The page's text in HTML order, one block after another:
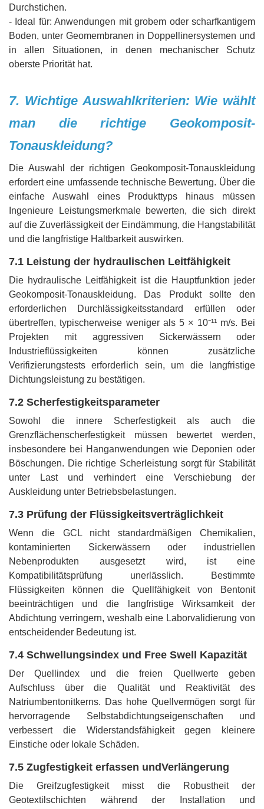
Durchstichen.
- Ideal für: Anwendungen mit grobem oder scharfkantigem
Boden, unter Geomembranen in Doppellinersystemen und
in allen Situationen, in denen mechanischer Schutz
oberste Priorität hat.
7. Wichtige Auswahlkriterien: Wie wählt
man die richtige Geokomposit-
Tonauskleidung?
Die Auswahl der richtigen Geokomposit-Tonauskleidung
erfordert eine umfassende technische Bewertung. Über die
einfache Auswahl eines Produkttyps hinaus müssen
Ingenieure Leistungsmerkmale bewerten, die sich direkt
auf die Zuverlässigkeit der Eindämmung, die Hangstabilität
und die langfristige Haltbarkeit auswirken.
7.1 Leistung der hydraulischen Leitfähigkeit
Die hydraulische Leitfähigkeit ist die Hauptfunktion jeder
Geokomposit-Tonauskleidung. Das Produkt sollte den
erforderlichen Durchlässigkeitsstandard erfüllen oder
übertreffen, typischerweise weniger als 5 × 10⁻¹¹ m/s. Bei
Projekten mit aggressiven Sickerwässern oder
Industrieflüssigkeiten können zusätzliche
Verifizierungstests erforderlich sein, um die langfristige
Dichtungsleistung zu bestätigen.
7.2 Scherfestigkeitsparameter
Sowohl die innere Scherfestigkeit als auch die
Grenzflächenscherfestigkeit müssen bewertet werden,
insbesondere bei Hanganwendungen wie Deponien oder
Böschungen. Die richtige Scherleistung sorgt für Stabilität
unter Last und verhindert eine Verschiebung der
Auskleidung unter Betriebsbelastungen.
7.3 Prüfung der Flüssigkeitsverträglichkeit
Wenn die GCL nicht standardmäßigen Chemikalien,
kontaminierten Sickerwässern oder industriellen
Nebenprodukten ausgesetzt wird, ist eine
Kompatibilitätsprüfung unerlässlich. Bestimmte
Flüssigkeiten können die Quellfähigkeit von Bentonit
beeinträchtigen und die langfristige Wirksamkeit der
Abdichtung verringern, weshalb eine Laborvalidierung von
entscheidender Bedeutung ist.
7.4 Schwellungsindex und Free Swell Kapazität
Der Quellindex und die freien Quellwerte geben
Aufschluss über die Qualität und Reaktivität des
Natriumbentonitkerns. Das hohe Quellvermögen sorgt für
hervorragende Selbstabdichtungseigenschaften und
verbessert die Widerstandsfähigkeit gegen kleinere
Einstiche oder lokale Schäden.
7.5 Zugfestigkeit erfassen undVerlängerung
Die Greifzugfestigkeit misst die Robustheit der
Geotextilschichten während der Installation und